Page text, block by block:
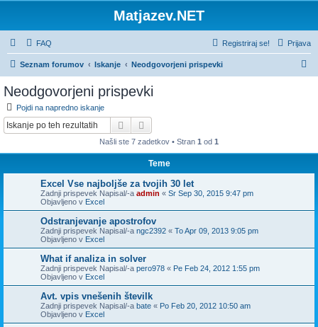
Matjazev.NET
FAQ Prijava
Registriraj se!
Seznam forumov Iskanje Neodgovorjeni prispevki
Neodgovorjeni prispevki
Pojdi na napredno iskanje
Iskanje
Našli ste 7 zadetkov • Stran 1 od 1
Teme
Excel Vse najboljše za tvojih 30 let
Zadnji prispevek Napisal/-a admin « Sr Sep 30, 2015 9:47 pm
Objavljeno v Excel
Odstranjevanje apostrofov
Zadnji prispevek Napisal/-a ngc2392 « To Apr 09, 2013 9:05 pm
Objavljeno v Excel
What if analiza in solver
Zadnji prispevek Napisal/-a pero978 « Pe Feb 24, 2012 1:55 pm
Objavljeno v Excel
Avt. vpis vnešenih številk
Zadnji prispevek Napisal/-a bate « Po Feb 20, 2012 10:50 am
Objavljeno v Excel